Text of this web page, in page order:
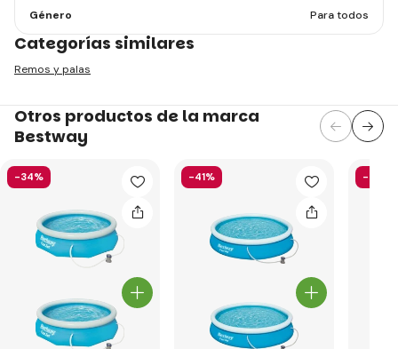
Género Para todos
Categorías similares
Remos y palas
Otros productos de la marca
Bestway
-34% -41% -52%